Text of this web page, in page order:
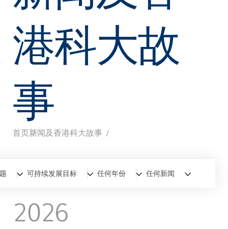
公众
港科大故
事
面
包
屑
首页新闻及香港科大故事
全部新闻香港科大故事
可持续发展目标 任何年份 任何新闻
2026